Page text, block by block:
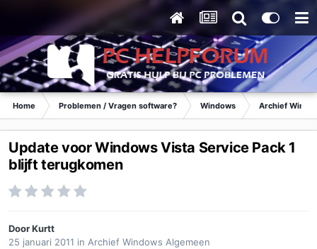
Home Problemen / Vragen software? Windows Archief
Update voor Windows Vista Service Pack 1
blijft terugkomen
DoorKurtt
25 januari 2011 in Archief Windows Algemeen